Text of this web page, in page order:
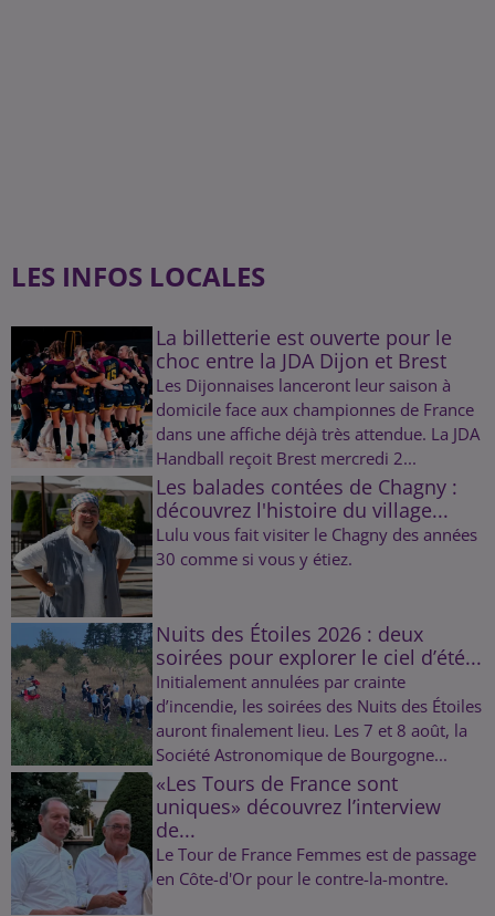
LES INFOS LOCALES
La billetterie est ouverte pour le
choc entre la JDA Dijon et Brest
Les Dijonnaises lanceront leur saison à
domicile face aux championnes de France
dans une affiche déjà très attendue. La JDA
Handball reçoit Brest mercredi 2...
Les balades contées de Chagny :
découvrez l'histoire du village...
Lulu vous fait visiter le Chagny des années
30 comme si vous y étiez.
Nuits des Étoiles 2026 : deux
soirées pour explorer le ciel d’été...
Initialement annulées par crainte
d’incendie, les soirées des Nuits des Étoiles
auront finalement lieu. Les 7 et 8 août, la
Société Astronomique de Bourgogne...
«Les Tours de France sont
uniques» découvrez l’interview
de...
Le Tour de France Femmes est de passage
en Côte-d'Or pour le contre-la-montre.